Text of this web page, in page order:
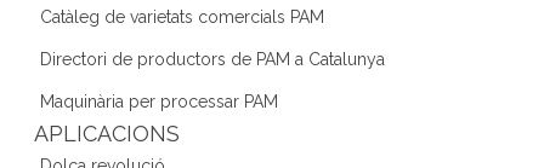
b
o
o
k
a
m
dI
n
Catàleg de varietats comercials PAM
Directori de productors de PAM a Catalunya
Maquinària per processar PAM
APLICACIONS